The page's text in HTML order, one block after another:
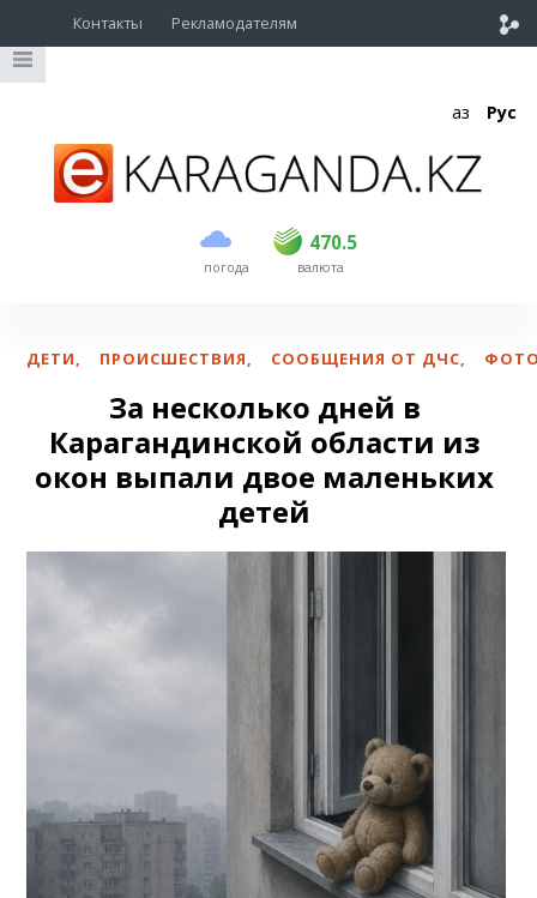
Контакты Рекламодателям
Қаз Рус
погода
470.5
USD 469.5 470.5
EUR валюта
ДЕТИ, ПРОИСШЕСТВИЯ, СООБЩЕНИЯ ОТ ДЧС,
За несколько дней в
Карагандинской области из
окон выпали двое маленьких
детей